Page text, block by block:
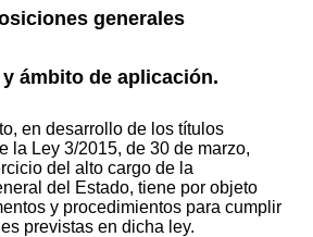
generales
ámbito de aplicación.
en desarrollo de los títulos
la Ley 3/2015, de 30 de marzo,
del alto cargo de la
del Estado, tiene por objeto
y procedimientos para cumplir
previstas en dicha ley.